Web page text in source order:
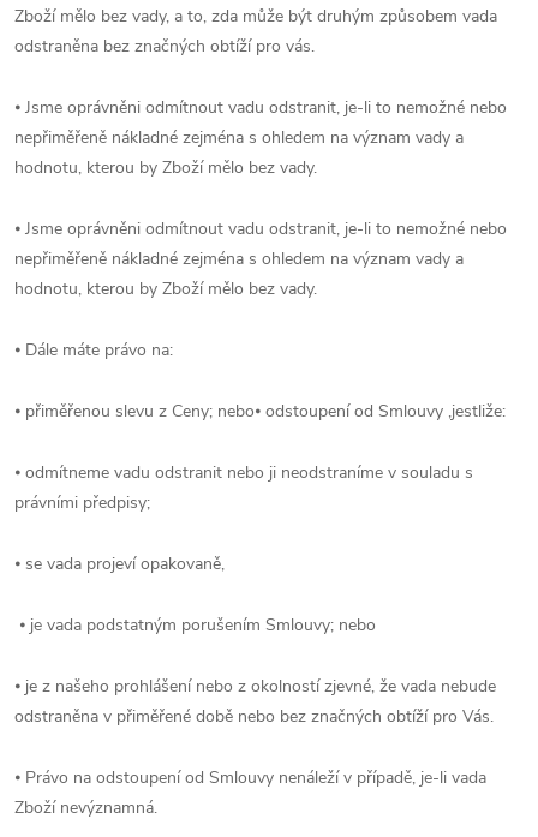
Zboží mělo bez vady, a to, zda může být druhým způsobem vada
odstraněna bez značných obtíží pro vás.
⦁ Jsme oprávněni odmítnout vadu odstranit, je-li to nemožné nebo
nepřiměřeně nákladné zejména s ohledem na význam vady a
hodnotu, kterou by Zboží mělo bez vady.
⦁ Jsme oprávněni odmítnout vadu odstranit, je-li to nemožné nebo
nepřiměřeně nákladné zejména s ohledem na význam vady a
hodnotu, kterou by Zboží mělo bez vady.
⦁ Dále máte právo na:
⦁ přiměřenou slevu z Ceny; nebo⦁ odstoupení od Smlouvy ,jestliže:
⦁ odmítneme vadu odstranit nebo ji neodstraníme v souladu s
právními předpisy;
⦁ se vada projeví opakovaně,
⦁ je vada podstatným porušením Smlouvy; nebo
⦁ je z našeho prohlášení nebo z okolností zjevné, že vada nebude
odstraněna v přiměřené době nebo bez značných obtíží pro Vás.
⦁ Právo na odstoupení od Smlouvy nenáleží v případě, je-li vada
Zboží nevýznamná.